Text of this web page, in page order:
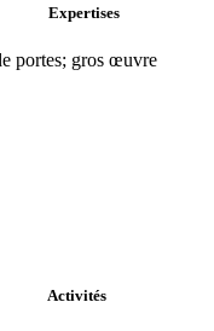
Expertises
portes; gros œuvre
Activités